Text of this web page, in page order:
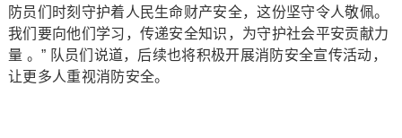
防员们时刻守护着人民生命财产安全，这份坚守令人敬佩。
我们要向他们学习，传递安全知识，为守护社会平安贡献力
量 。” 队员们说道，后续也将积极开展消防安全宣传活动，
让更多人重视消防安全。